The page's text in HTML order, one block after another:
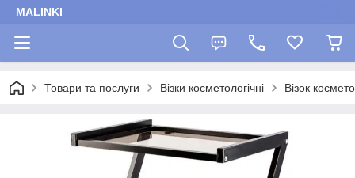
MALINKI
Товари та послуги Візки косметологічні Візок